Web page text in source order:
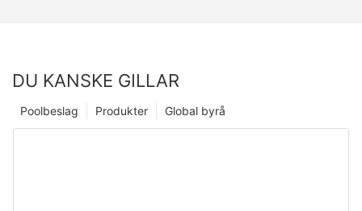
DU KANSKE GILLAR
Global byrå
Produkter
Poolbeslag